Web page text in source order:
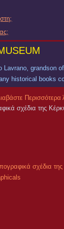
Lavrano, grandson
historical books
Περισσότερα
σχέδια της
σχέδια